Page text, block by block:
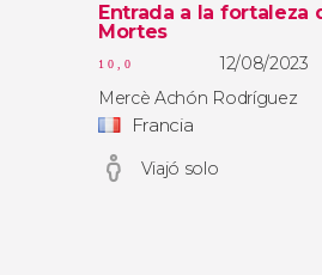
Entrada a la fortaleza
Mortes
10,0
12/08/2023
Mercè Achón Rodríguez
Francia
Viajó solo